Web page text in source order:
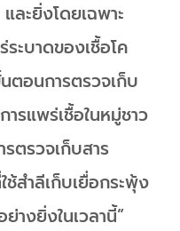
ะยิ่งโดยเฉพาะ
ะบาดของเชื้อโค
ตอนการตรวจเก็บ
รแพร่เชื้อในหมู่ชาว
รตรวจเก็บสาร
สำลีเก็บเยื่อกระพุ้ง
างยิ่งในเวลานี้”